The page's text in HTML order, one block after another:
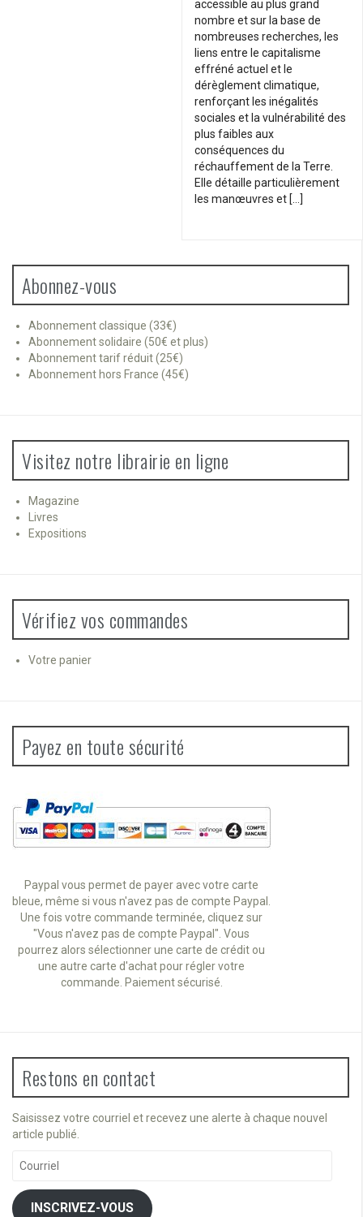
accessible au plus grand
nombre et sur la base de
nombreuses recherches, les
liens entre le capitalisme
effréné actuel et le
dérèglement climatique,
renforçant les inégalités
sociales et la vulnérabilité des
plus faibles aux
conséquences du
réchauffement de la Terre.
Elle détaille particulièrement
les manœuvres et […]
Abonnez-vous
Abonnement classique (33€)
Abonnement solidaire (50€ et plus)
Abonnement tarif réduit (25€)
Abonnement hors France (45€)
Visitez notre librairie en ligne
Magazine
Livres
Expositions
Vérifiez vos commandes
Votre panier
Payez en toute sécurité
Paypal vous permet de payer avec votre carte
bleue, même si vous n'avez pas de compte Paypal.
Une fois votre commande terminée, cliquez sur
"Vous n'avez pas de compte Paypal". Vous
pourrez alors sélectionner une carte de crédit ou
une autre carte d'achat pour régler votre
commande. Paiement sécurisé.
Restons en contact
Saisissez votre courriel et recevez une alerte à chaque nouvel
article publié.
INSCRIVEZ-VOUS